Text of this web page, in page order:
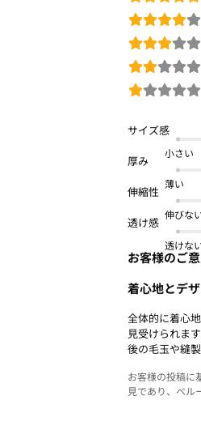
※商品画像
より、実際
予めご了承
□ 洗濯機OK
体型カバー
商品番号：
小さい
薄い
伸びな
透けな
お客様のご
着心地とデ
全体的に着心
見受けられま
後の毛玉や縫
お客様の投稿に
見であり、ベル